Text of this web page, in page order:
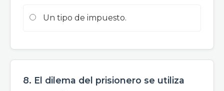
Un tipo de impuesto.
8. El dilema del prisionero se utiliza